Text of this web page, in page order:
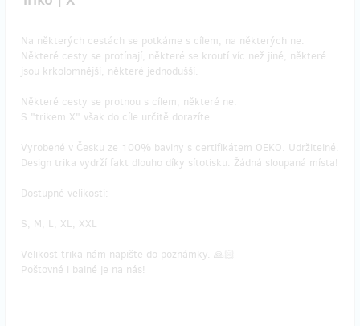
Na některých cestách se potkáme s cílem, na některých ne.
Některé cesty se protínají, některé se kroutí víc než jiné, některé
jsou krkolomnější, některé jednodušší.
Některé cesty se protnou s cílem, některé ne.
S "trikem X" však do cíle určitě dorazíte.
Vyrobené v Česku ze 100% bavlny s certifikátem OEKO. Udržitelné.
Design trika vydrží fakt dlouho díky sítotisku. Žádná sloupaná místa!
Dostupné velikosti:
S, M, L, XL, XXL
​Velikost trika nám napište do poznámky. 🙏🏻
Poštovné i balné je na nás!